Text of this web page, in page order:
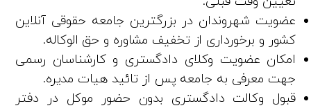
عضویت شهروندان در بزرگترین جامعه حقوقی آنلاین
کشور و برخورداری از تخفیف مشاوره و حق الوکاله.
امکان عضویت وکلای دادگستری و کارشناسان رسمی
جهت معرفی به جامعه پس از تائید هیات مدیره.
قبول وکالت دادگستری بدون حضور موکل در دفتر